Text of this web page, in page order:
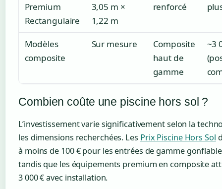
Premium
Rectangulaire
3,05 m ×
1,22 m
renforcé
Modèles
composite
Sur mesure
Composite
haut de
gamme
~3
Combien coûte une piscine hors sol ?
L’investissement varie significativement selon la
les dimensions recherchées. Les Prix Piscine Hors Sol
à moins de 100 € pour les entrées de gamme
tandis que les équipements premium en composite
3 000 € avec installation.